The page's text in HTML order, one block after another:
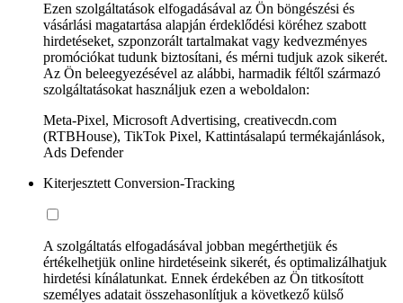
Ezen szolgáltatások elfogadásával az Ön böngészési és
vásárlási magatartása alapján érdeklődési köréhez szabott
hirdetéseket, szponzorált tartalmakat vagy kedvezményes
promóciókat tudunk biztosítani, és mérni tudjuk azok sikerét.
Az Ön beleegyezésével az alábbi, harmadik féltől származó
szolgáltatásokat használjuk ezen a weboldalon:
Meta-Pixel, Microsoft Advertising, creativecdn.com
(RTBHouse), TikTok Pixel, Kattintásalapú termékajánlások,
Ads Defender
Kiterjesztett Conversion-Tracking
A szolgáltatás elfogadásával jobban megérthetjük és
értékelhetjük online hirdetéseink sikerét, és optimalizálhatjuk
hirdetési kínálatunkat. Ennek érdekében az Ön titkosított
személyes adatait összehasonlítjuk a következő külső